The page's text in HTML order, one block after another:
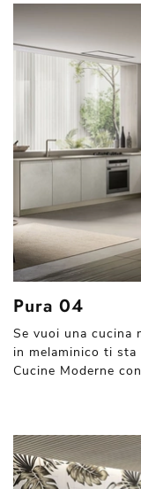
Pura 04
Se vuoi una cucina
in melaminico ti
Cucine Moderne